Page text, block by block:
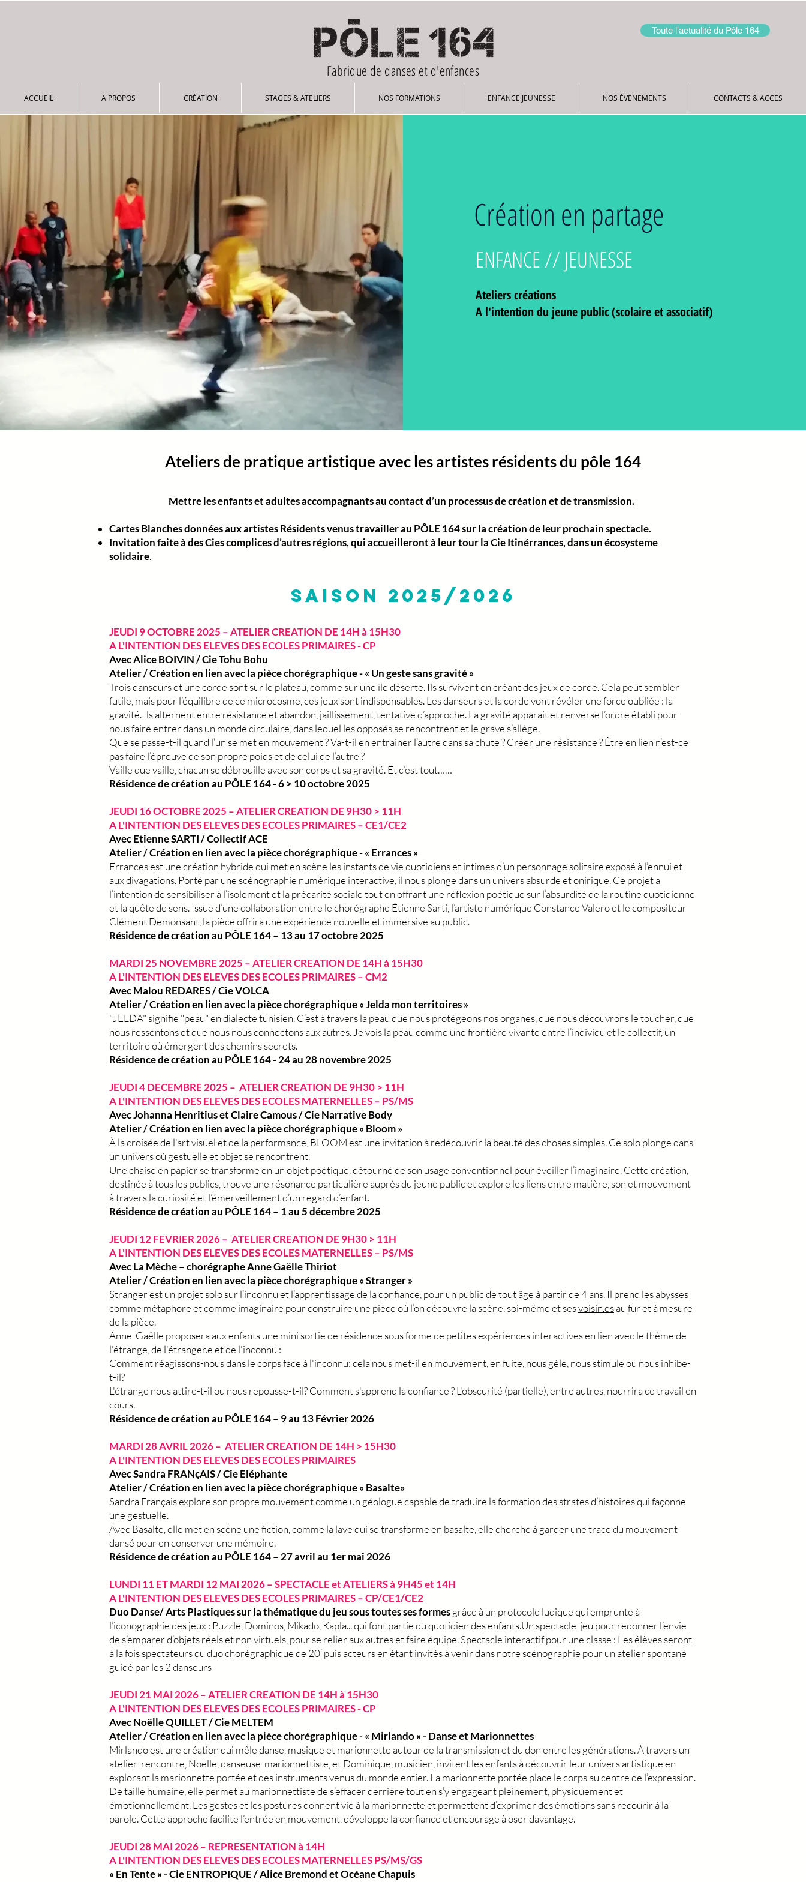
Toute l'actualité du Pôle 164
Fabrique de danses et d'enfances
ACCUEIL A PROPOS CRÉATION STAGES & ATELIERS NOS FORMATIONS ENFANCE JEUNESSE NOS ÉVÉNEMENTS CONTACTS & ACCES
Création en partage
ENFANCE // JEUNESSE
Ateliers créations
A l'intention du jeune public (scolaire et associatif)
Ateliers de pratique artistique avec les artistes résidents du pôle 164
Mettre les enfants et adultes accompagnants au contact d’un processus de création et de transmission.
Cartes Blanches données aux artistes Résidents venus travailler au PÔLE 164 sur la création de leur prochain spectacle.
Invitation faite à des Cies complices d’autres régions, qui accueilleront à leur tour la Cie Itinérrances, dans un écosysteme
solidaire.
Saison 2025/2026
JEUDI 9 OCTOBRE 2025 – ATELIER CREATION DE 14H à 15H30
A L'INTENTION DES ELEVES DES ECOLES PRIMAIRES - CP
Avec Alice BOIVIN / Cie Tohu Bohu
Atelier / Création en lien avec la pièce chorégraphique - « Un geste sans gravité »
Trois danseurs et une corde sont sur le plateau, comme sur une île déserte. Ils survivent en créant des jeux de corde. Cela peut sembler
futile, mais pour l’équilibre de ce microcosme, ces jeux sont indispensables. Les danseurs et la corde vont révéler une force oubliée : la
gravité. Ils alternent entre résistance et abandon, jaillissement, tentative d’approche. La gravité apparait et renverse l’ordre établi pour
nous faire entrer dans un monde circulaire, dans lequel les opposés se rencontrent et le grave s’allège.
Que se passe-t-il quand l’un se met en mouvement ? Va-t-il en entrainer l’autre dans sa chute ? Créer une résistance ? Être en lien n’est-ce
pas faire l’épreuve de son propre poids et de celui de l’autre ?
Vaille que vaille, chacun se débrouille avec son corps et sa gravité. Et c’est tout……
Résidence de création au PÔLE 164 - 6 > 10 octobre 2025
JEUDI 16 OCTOBRE 2025 – ATELIER CREATION DE 9H30 > 11H
A L'INTENTION DES ELEVES DES ECOLES PRIMAIRES – CE1/CE2
Avec Etienne SARTI / Collectif ACE
Atelier / Création en lien avec la pièce chorégraphique - « Errances »
Errances est une création hybride qui met en scène les instants de vie quotidiens et intimes d’un personnage solitaire exposé à l’ennui et
aux divagations. Porté par une scénographie numérique interactive, il nous plonge dans un univers absurde et onirique. Ce projet a
l’intention de sensibiliser à l’isolement et la précarité sociale tout en offrant une réflexion poétique sur l’absurdité de la routine quotidienne
et la quête de sens. Issue d’une collaboration entre le chorégraphe Étienne Sarti, l’artiste numérique Constance Valero et le compositeur
Clément Demonsant, la pièce offrira une expérience nouvelle et immersive au public.
Résidence de création au PÔLE 164 – 13 au 17 octobre 2025
MARDI 25 NOVEMBRE 2025 – ATELIER CREATION DE 14H à 15H30
A L'INTENTION DES ELEVES DES ECOLES PRIMAIRES – CM2
Avec Malou REDARES / Cie VOLCA
Atelier / Création en lien avec la pièce chorégraphique « Jelda mon territoires »
"JELDA" signifie "peau" en dialecte tunisien. C’est à travers la peau que nous protégeons nos organes, que nous découvrons le toucher, que
nous ressentons et que nous nous connectons aux autres. Je vois la peau comme une frontière vivante entre l’individu et le collectif, un
territoire où émergent des chemins secrets.
Résidence de création au PÔLE 164 - 24 au 28 novembre 2025
JEUDI 4 DECEMBRE 2025 – ATELIER CREATION DE 9H30 > 11H
A L'INTENTION DES ELEVES DES ECOLES MATERNELLES – PS/MS
Avec Johanna Henritius et Claire Camous / Cie Narrative Body
Atelier / Création en lien avec la pièce chorégraphique « Bloom »
À la croisée de l'art visuel et de la performance, BLOOM est une invitation à redécouvrir la beauté des choses simples. Ce solo plonge dans
un univers où gestuelle et objet se rencontrent.
Une chaise en papier se transforme en un objet poétique, détourné de son usage conventionnel pour éveiller l’imaginaire. Cette création,
destinée à tous les publics, trouve une résonance particulière auprès du jeune public et explore les liens entre matière, son et mouvement
à travers la curiosité et l’émerveillement d’un regard d’enfant.
Résidence de création au PÔLE 164 – 1 au 5 décembre 2025
JEUDI 12 FEVRIER 2026 – ATELIER CREATION DE 9H30 > 11H
A L'INTENTION DES ELEVES DES ECOLES MATERNELLES – PS/MS
Avec La Mèche – chorégraphe Anne Gaëlle Thiriot
Atelier / Création en lien avec la pièce chorégraphique « Stranger »
Stranger est un projet solo sur l’inconnu et l’apprentissage de la confiance, pour un public de tout âge à partir de 4 ans. Il prend les abysses
comme métaphore et comme imaginaire pour construire une pièce où l’on découvre la scène, soi-même et sesvoisin.esau fur et à mesure
de la pièce.
Anne-Gaêlle proposera aux enfants une mini sortie de résidence sous forme de petites expériences interactives en lien avec le thème de
l'étrange, de l'étranger.e et de l'inconnu :
Comment réagissons-nous dans le corps face à l'inconnu: cela nous met-il en mouvement, en fuite, nous gèle, nous stimule ou nous inhibe-
t-il?
L'étrange nous attire-t-il ou nous repousse-t-il? Comment s'apprend la confiance ? L'obscurité (partielle), entre autres, nourrira ce travail en
cours.
Résidence de création au PÔLE 164 – 9 au 13 Février 2026
MARDI 28 AVRIL 2026 – ATELIER CREATION DE 14H > 15H30
A L'INTENTION DES ELEVES DES ECOLES PRIMAIRES
Avec Sandra FRANçAIS / Cie Eléphante
Atelier / Création en lien avec la pièce chorégraphique « Basalte»
Sandra Français explore son propre mouvement comme un géologue capable de traduire la formation des strates d’histoires qui façonne
une gestuelle.
Avec Basalte, elle met en scène une fiction, comme la lave qui se transforme en basalte, elle cherche à garder une trace du mouvement
dansé pour en conserver une mémoire.
Résidence de création au PÔLE 164 – 27 avril au 1er mai 2026
LUNDI 11 ET MARDI 12 MAI 2026 – SPECTACLE et ATELIERS à 9H45 et 14H
A L'INTENTION DES ELEVES DES ECOLES PRIMAIRES – CP/CE1/CE2
Duo Danse/ Arts Plastiques sur la thématique du jeu sous toutes ses formesgrâce à un protocole ludique qui emprunte à
l’iconographie des jeux : Puzzle, Dominos, Mikado, Kapla... qui font partie du quotidien des enfants.Un spectacle-jeu pour redonner l’envie
de s’emparer d’objets réels et non virtuels, pour se relier aux autres et faire équipe. Spectacle interactif pour une classe : Les élèves seront
à la fois spectateurs du duo chorégraphique de 20‘ puis acteurs en étant invités à venir dans notre scénographie pour un atelier spontané
guidé par les 2 danseurs
JEUDI 21 MAI 2026 – ATELIER CREATION DE 14H à 15H30
A L'INTENTION DES ELEVES DES ECOLES PRIMAIRES - CP
Avec Noëlle QUILLET / Cie MELTEM
Atelier / Création en lien avec la pièce chorégraphique - « Mirlando » - Danse et Marionnettes
Mirlando est une création qui mêle danse, musique et marionnette autour de la transmission et du don entre les générations. À travers un
atelier-rencontre, Noëlle, danseuse-marionnettiste, et Dominique, musicien, invitent les enfants à découvrir leur univers artistique en
explorant la marionnette portée et des instruments venus du monde entier. La marionnette portée place le corps au centre de l’expression.
De taille humaine, elle permet au marionnettiste de s’effacer derrière tout en s’y engageant pleinement, physiquement et
émotionnellement. Les gestes et les postures donnent vie à la marionnette et permettent d’exprimer des émotions sans recourir à la
parole. Cette approche facilite l’entrée en mouvement, développe la confiance et encourage à oser davantage.
JEUDI 28 MAI 2026 – REPRESENTATION à 14H
A L'INTENTION DES ELEVES DES ECOLES MATERNELLES PS/MS/GS
« En Tente » - Cie ENTROPIQUE / Alice Bremond et Océane Chapuis